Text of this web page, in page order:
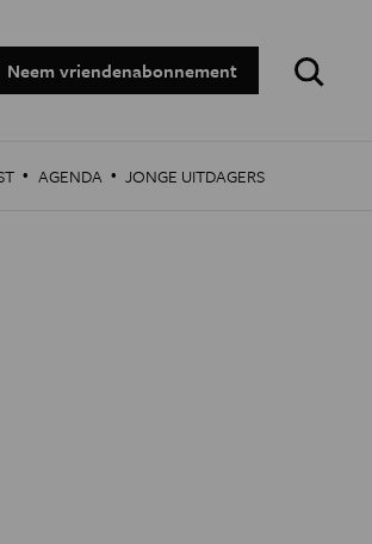
Neem vriendenabonnement
Zoeken:
· AGENDA · JONGE UITDAGERS